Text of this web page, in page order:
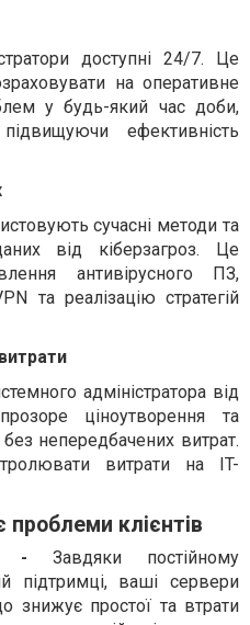
доступні 24/7. Це
на оперативне
у будь-який час доби,
ефективність
сучасні методи та
від кіберзагроз. Це
антивірусного ПЗ,
та реалізацію стратегій
адміністратора від
ціноутворення та
непередбачених витрат.
витрати на IT-
проблеми клієнтів
- Завдяки постійному
підтримці, ваші сервери
знижує простої та втрати